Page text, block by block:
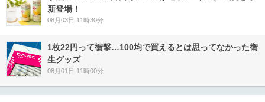
新登場！
08月03日 11時30分
1枚22円って衝撃…100均で買えるとは思ってなかった衛
生グッズ
08月01日 11時00分